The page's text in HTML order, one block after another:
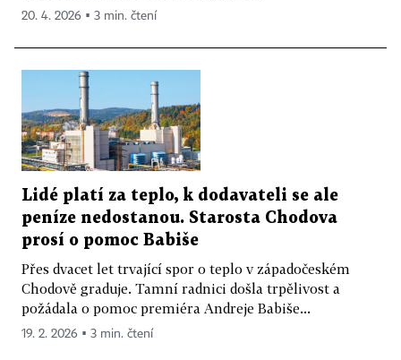
20. 4. 2026 ▪ 3 min. čtení
Lidé platí za teplo, k dodavateli se ale
peníze nedostanou. Starosta Chodova
prosí o pomoc Babiše
Přes dvacet let trvající spor o teplo v západočeském
Chodově graduje. Tamní radnici došla trpělivost a
požádala o pomoc premiéra Andreje Babiše...
19. 2. 2026 ▪ 3 min. čtení